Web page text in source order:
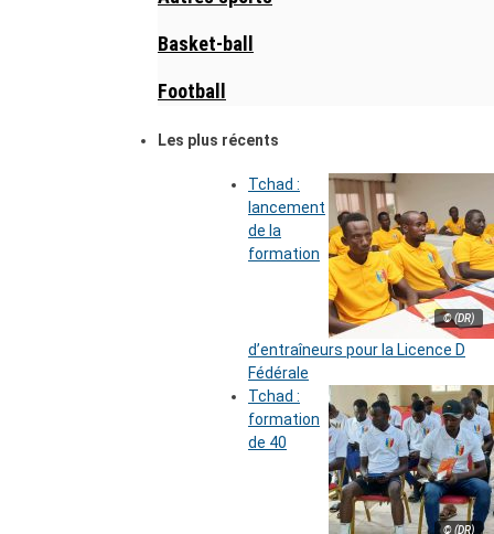
Basket-ball
Football
Les plus récents
© (DR)
Tchad :
lancement
de la
formation
d’entraîneurs pour la Licence D
Fédérale
© (DR)
Tchad :
formation
de 40